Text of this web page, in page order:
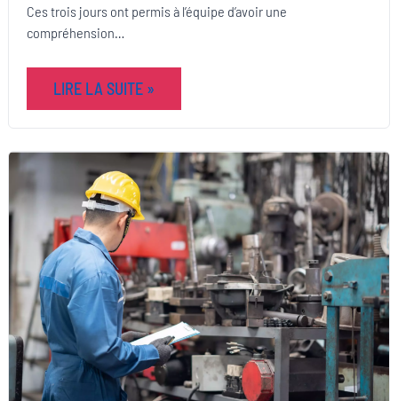
Ces trois jours ont permis à l’équipe d’avoir une
compréhension…
LIRE LA SUITE »